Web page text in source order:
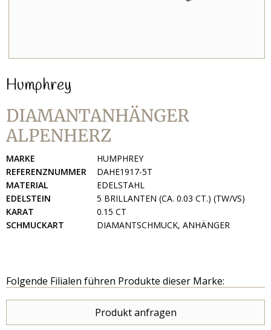
Humphrey
DIAMANTANHÄNGER
ALPENHERZ
MARKE
HUMPHREY
REFERENZNUMMER
DAHE1917-5T
MATERIAL
EDELSTAHL
EDELSTEIN
5 BRILLANTEN (CA. 0.03 CT.) (TW/VS)
KARAT
0.15 CT
SCHMUCKART
DIAMANTSCHMUCK, ANHÄNGER
Folgende Filialen führen Produkte dieser Marke:
Produkt anfragen